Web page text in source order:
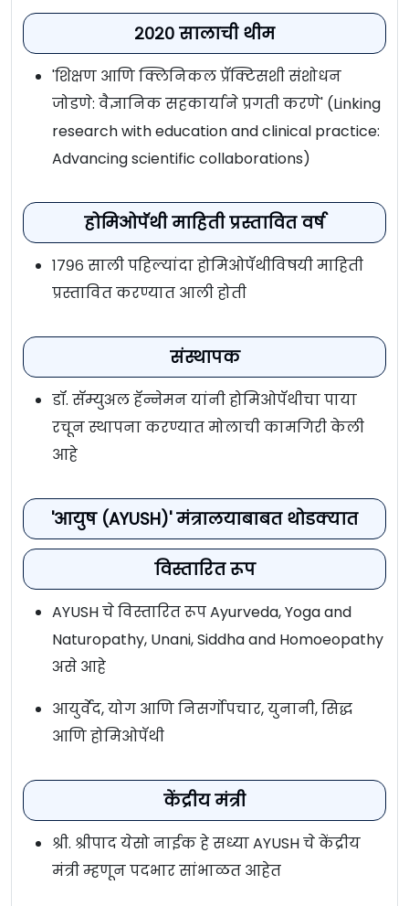
२०२० सालाची थीम
'शिक्षण आणि क्लिनिकल प्रॅक्टिसशी संशोधन
जोडणे: वैज्ञानिक सहकार्याने प्रगती करणे' (Linking
research with education and clinical practice:
Advancing scientific collaborations)
होमिओपॅथी माहिती प्रस्तावित वर्ष
१७९६ साली पहिल्यांदा होमिओपॅथीविषयी माहिती
प्रस्तावित करण्यात आली होती
संस्थापक
डॉ. सॅम्युअल हॅन्नेमन यांनी होमिओपॅथीचा पाया
रचून स्थापना करण्यात मोलाची कामगिरी केली
आहे
'आयुष (AYUSH)' मंत्रालयाबाबत थोडक्यात
विस्तारित रूप
AYUSH चे विस्तारित रूप Ayurveda, Yoga and
Naturopathy, Unani, Siddha and Homoeopathy
असे आहे
आयुर्वेद, योग आणि निसर्गोपचार, युनानी, सिद्ध
आणि होमिओपॅथी
केंद्रीय मंत्री
श्री. श्रीपाद येसो नाईक हे सध्या AYUSH चे केंद्रीय
मंत्री म्हणून पदभार सांभाळत आहेत